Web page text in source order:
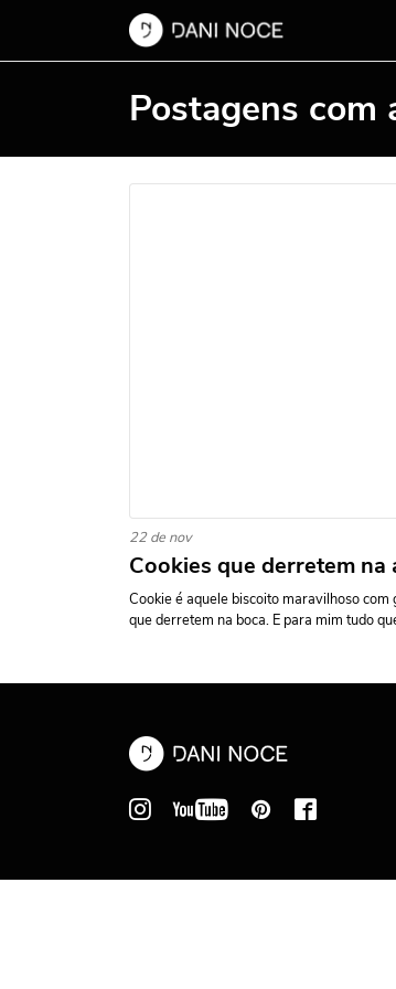
Postagens com
22 de nov
Cookies que derretem na
Cookie é aquele biscoito maravilhoso
que derretem na boca. E para mim tudo